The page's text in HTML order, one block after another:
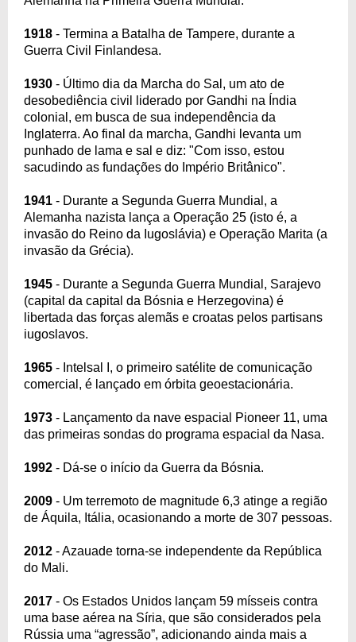
1918 - Termina a Batalha de Tampere, durante a
Guerra Civil Finlandesa.
1930 - Último dia da Marcha do Sal, um ato de
desobediência civil liderado por Gandhi na Índia
colonial, em busca de sua independência da
Inglaterra. Ao final da marcha, Gandhi levanta um
punhado de lama e sal e diz: "Com isso, estou
sacudindo as fundações do Império Britânico".
1941 - Durante a Segunda Guerra Mundial, a
Alemanha nazista lança a Operação 25 (isto é, a
invasão do Reino da Iugoslávia) e Operação Marita (a
invasão da Grécia).
1945 - Durante a Segunda Guerra Mundial, Sarajevo
(capital da capital da Bósnia e Herzegovina) é
libertada das forças alemãs e croatas pelos partisans
iugoslavos.
1965 - Intelsal I, o primeiro satélite de comunicação
comercial, é lançado em órbita geoestacionária.
1973 - Lançamento da nave espacial Pioneer 11, uma
das primeiras sondas do programa espacial da Nasa.
1992 - Dá-se o início da Guerra da Bósnia.
2009 - Um terremoto de magnitude 6,3 atinge a região
de Áquila, Itália, ocasionando a morte de 307 pessoas.
2012 - Azauade torna-se independente da República
do Mali.
2017 - Os Estados Unidos lançam 59 mísseis contra
uma base aérea na Síria, que são considerados pela
Rússia uma “agressão”, adicionando ainda mais a